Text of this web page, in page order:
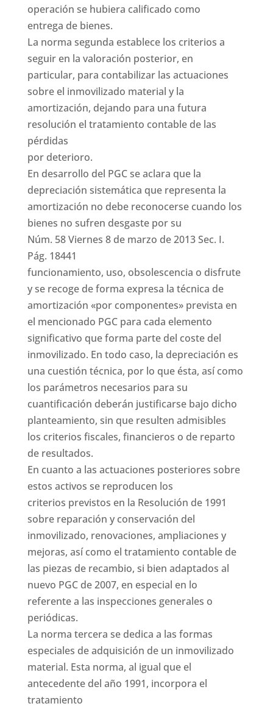
operación se hubiera calificado como
entrega de bienes.
La norma segunda establece los criterios a
seguir en la valoración posterior, en
particular, para contabilizar las actuaciones
sobre el inmovilizado material y la
amortización, dejando para una futura
resolución el tratamiento contable de las
pérdidas
por deterioro.
En desarrollo del PGC se aclara que la
depreciación sistemática que representa la
amortización no debe reconocerse cuando los
bienes no sufren desgaste por su
Núm. 58 Viernes 8 de marzo de 2013 Sec. I.
Pág. 18441
funcionamiento, uso, obsolescencia o disfrute
y se recoge de forma expresa la técnica de
amortización «por componentes» prevista en
el mencionado PGC para cada elemento
significativo que forma parte del coste del
inmovilizado. En todo caso, la depreciación es
una cuestión técnica, por lo que ésta, así como
los parámetros necesarios para su
cuantificación deberán justificarse bajo dicho
planteamiento, sin que resulten admisibles
los criterios fiscales, financieros o de reparto
de resultados.
En cuanto a las actuaciones posteriores sobre
estos activos se reproducen los
criterios previstos en la Resolución de 1991
sobre reparación y conservación del
inmovilizado, renovaciones, ampliaciones y
mejoras, así como el tratamiento contable de
las piezas de recambio, si bien adaptados al
nuevo PGC de 2007, en especial en lo
referente a las inspecciones generales o
periódicas.
La norma tercera se dedica a las formas
especiales de adquisición de un inmovilizado
material. Esta norma, al igual que el
antecedente del año 1991, incorpora el
tratamiento